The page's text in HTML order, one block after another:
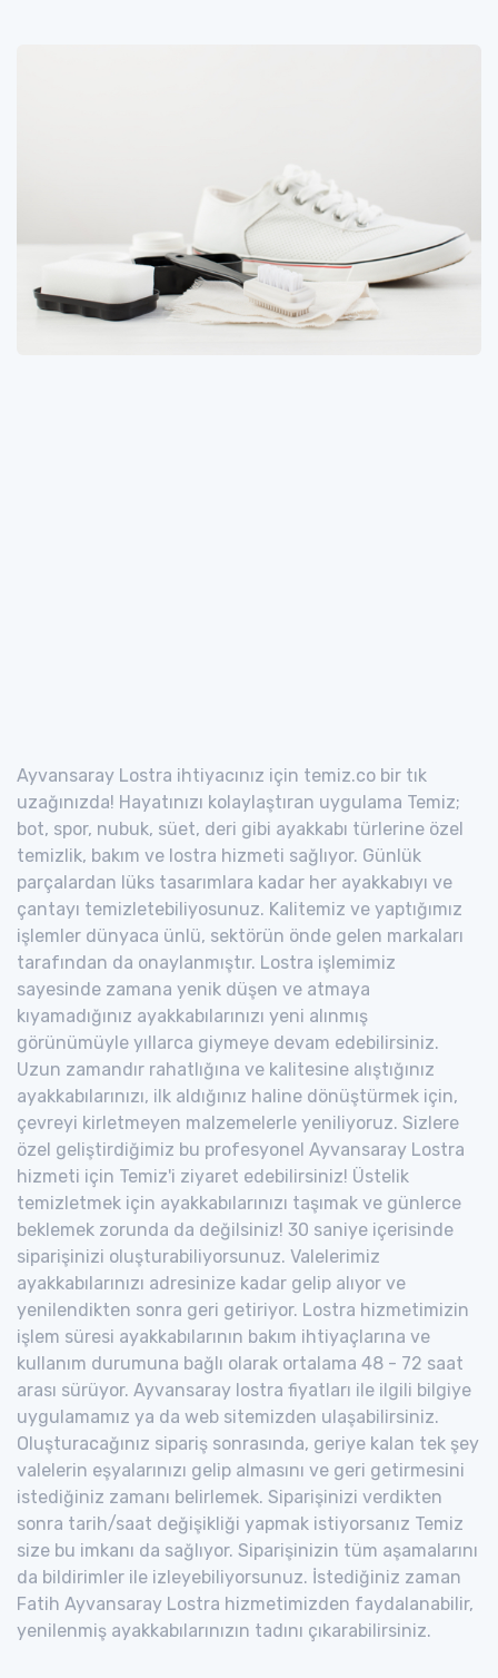
Ayvansaray Lostra ihtiyacınız için temiz.co bir tık
uzağınızda! Hayatınızı kolaylaştıran uygulama Temiz;
bot, spor, nubuk, süet, deri gibi ayakkabı türlerine özel
temizlik, bakım ve lostra hizmeti sağlıyor. Günlük
parçalardan lüks tasarımlara kadar her ayakkabıyı ve
çantayı temizletebiliyosunuz. Kalitemiz ve yaptığımız
işlemler dünyaca ünlü, sektörün önde gelen markaları
tarafından da onaylanmıştır. Lostra işlemimiz
sayesinde zamana yenik düşen ve atmaya
kıyamadığınız ayakkabılarınızı yeni alınmış
görünümüyle yıllarca giymeye devam edebilirsiniz.
Uzun zamandır rahatlığına ve kalitesine alıştığınız
ayakkabılarınızı, ilk aldığınız haline dönüştürmek için,
çevreyi kirletmeyen malzemelerle yeniliyoruz. Sizlere
özel geliştirdiğimiz bu profesyonel Ayvansaray Lostra
hizmeti için Temiz'i ziyaret edebilirsiniz! Üstelik
temizletmek için ayakkabılarınızı taşımak ve günlerce
beklemek zorunda da değilsiniz! 30 saniye içerisinde
siparişinizi oluşturabiliyorsunuz. Valelerimiz
ayakkabılarınızı adresinize kadar gelip alıyor ve
yenilendikten sonra geri getiriyor. Lostra hizmetimizin
işlem süresi ayakkabılarının bakım ihtiyaçlarına ve
kullanım durumuna bağlı olarak ortalama 48 - 72 saat
arası sürüyor. Ayvansaray lostra fiyatları ile ilgili bilgiye
uygulamamız ya da web sitemizden ulaşabilirsiniz.
Oluşturacağınız sipariş sonrasında, geriye kalan tek şey
valelerin eşyalarınızı gelip almasını ve geri getirmesini
istediğiniz zamanı belirlemek. Siparişinizi verdikten
sonra tarih/saat değişikliği yapmak istiyorsanız Temiz
size bu imkanı da sağlıyor. Siparişinizin tüm aşamalarını
da bildirimler ile izleyebiliyorsunuz. İstediğiniz zaman
Fatih Ayvansaray Lostra hizmetimizden faydalanabilir,
yenilenmiş ayakkabılarınızın tadını çıkarabilirsiniz.